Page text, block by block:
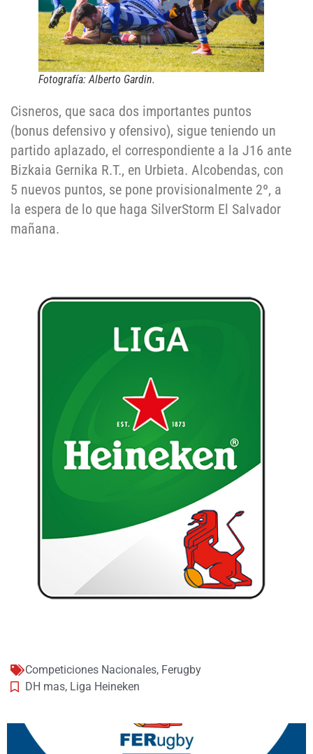
Fotografía: Alberto Gardin.
Cisneros, que saca dos importantes puntos
(bonus defensivo y ofensivo), sigue teniendo un
partido aplazado, el correspondiente a la J16 ante
Bizkaia Gernika R.T., en Urbieta. Alcobendas, con
5 nuevos puntos, se pone provisionalmente 2º, a
la espera de lo que haga SilverStorm El Salvador
mañana.
Competiciones Nacionales, Ferugby
DH mas, Liga Heineken